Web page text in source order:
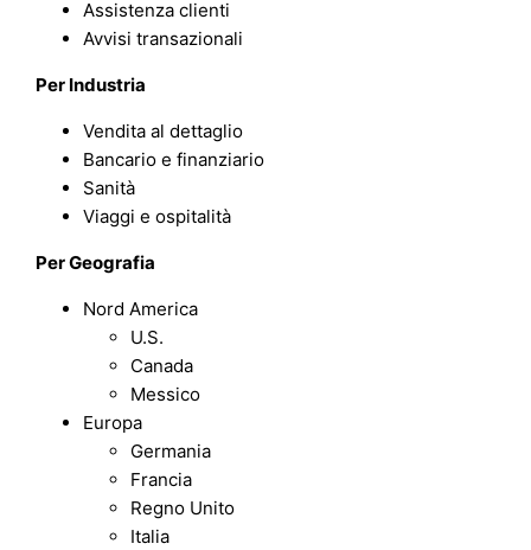
Assistenza clienti
Avvisi transazionali
Per Industria
Vendita al dettaglio
Bancario e finanziario
Sanità
Viaggi e ospitalità
PerGeografia
Nord America
U.S.
Canada
Messico
Europa
Germania
Francia
Regno Unito
Italia